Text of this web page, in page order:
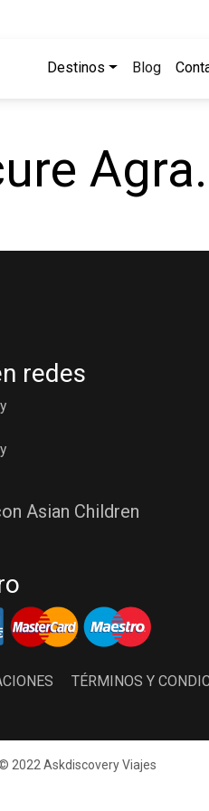
Destinos Blog
redes
Asian Children
TÉRMINOS Y
2022 Askdiscovery Viajes